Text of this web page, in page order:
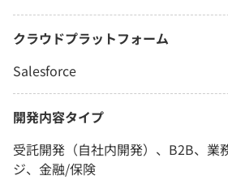
クラウドプラットフォーム
Salesforce
開発内容タイプ
受託開発（自社内開発）、B2B、業
ジ、金融/保険